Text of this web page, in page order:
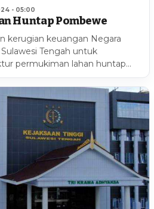
- 05:00
Huntap Pombewe
kerugian keuangan Negara
Tengah untuk
permukiman lahan huntap…